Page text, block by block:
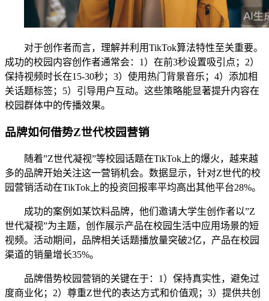
对于创作者而言，理解并利用TikTok算法特性至关重要。
成功的校园内容创作者通常会：1）在前3秒设置吸引点；2）
保持视频时长在15-30秒；3）使用热门背景音乐；4）添加相
关话题标签；5）引导用户互动。这些策略能显著提升内容在
校园群体中的传播效果。
品牌如何借势Z世代校园营销
随着”Z世代凝视”等校园话题在TikTok上的爆火，越来越
多的品牌开始关注这一营销机会。数据显示，针对Z世代的校
园营销活动在TikTok上的投资回报率平均高出其他平台28%。
成功的案例如某饮料品牌，他们邀请大学生创作者以”Z
世代凝视”为主题，创作展示产品在校园生活中应用场景的短
视频。活动期间，品牌相关话题播放量突破2亿，产品在校园
渠道的销量增长35%。
品牌借势校园营销的关键在于：1）保持真实性，避免过
度商业化；2）尊重Z世代的表达方式和价值观；3）提供共创